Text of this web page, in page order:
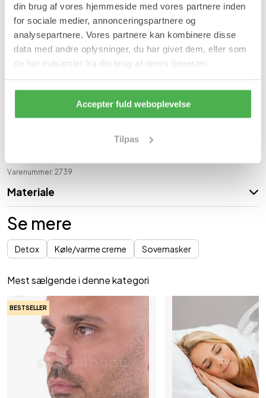
din brug af vores hjemmeside med vores partnere inden
for sociale medier, annonceringspartnere og
analysepartnere. Vores partnere kan kombinere disse
data med andre oplysninger, du har givet dem, eller som
de har indsamlet fra din brug af deres tjenester.
Accepter fuld weboplevelse
Tilpas
Koldt kompres:Sæt produktet i køleskabet eller i fryseren.
Varmt kompres:
Varm hætten i mikrobølgeovnen, lav effekt.
Hvis hætten er for varm, så lad den afkøle 1-2 minutter før brug.
Indhold
Hovedstørrelse:ca. 42-65
Varenummer: 2739
Materiale
Se mere
Detox Køle/varme creme Sovemasker
Mest sælgende i denne kategori
BESTSELLER